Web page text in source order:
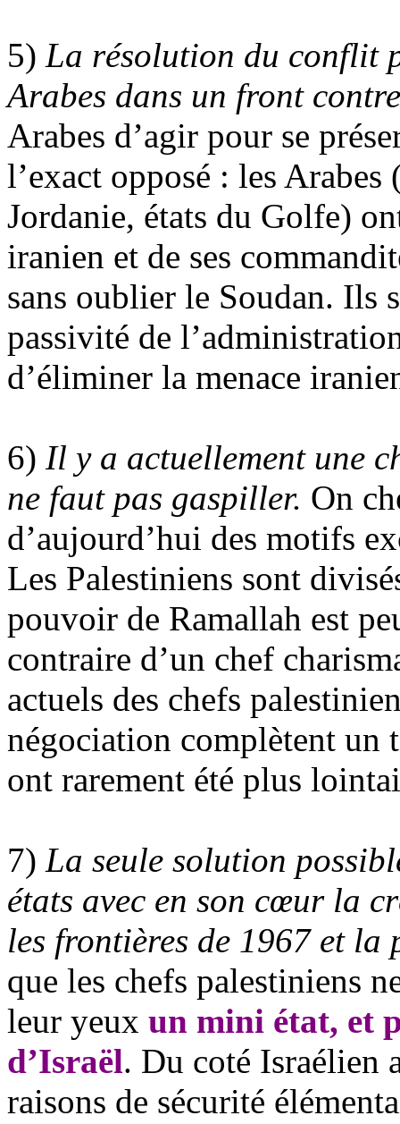
5) La résolution du conflit
Arabes dans un front
Arabes d’agir pour se
l’exact opposé : les
Jordanie, états du Golfe)
iranien et de ses
sans oublier le Soudan. Ils
passivité de
d’éliminer la menace
6) Il y a actuellement une
ne faut pas gaspiller. On
d’aujourd’hui des motifs
Les Palestiniens sont
pouvoir de Ramallah est
contraire d’un chef
actuels des chefs
négociation complètent un
ont rarement été plus
7) La seule solution
états avec en son cœur la
les frontières de 1967 et
que les chefs palestiniens
leur yeux un mini état, et
d’Israël. Du coté Israélien
raisons de sécurité